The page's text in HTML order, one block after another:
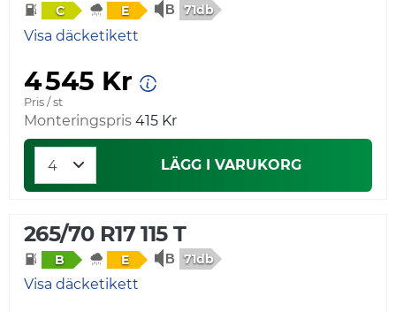
C E 71db
Visa däcketikett
4 545 Kr
Pris / st
Monteringspris 415 Kr
LÄGG I VARUKORG
265/70 R17 115 T
B E 71db
Visa däcketikett